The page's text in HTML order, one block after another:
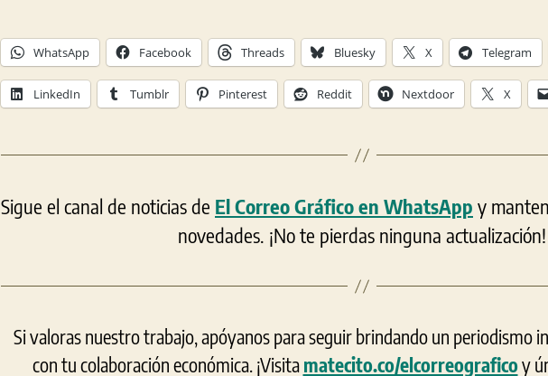
WhatsApp Facebook Threads Bluesky X Telegram
LinkedIn Tumblr Pinterest Reddit Nextdoor X
Sigue el canal de noticias de El Correo Gráfico en WhatsApp y
novedades. ¡No te pierdas ninguna actualización!
Si valoras nuestro trabajo, apóyanos para seguir brindando un periodismo
con tu colaboración económica. ¡Visitamatecito.co/elcorreograficoy